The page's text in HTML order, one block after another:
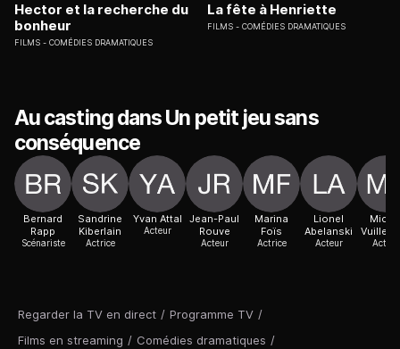
Regarder la TV en direct / Programme TV /
Films en streaming / Comédies dramatiques /
Hector et la recherche du
bonheur
FILMS COMÉDIES DRAMATIQUES
La fête à Henriette
FILMS COMÉDIES DRAMATIQUES
Au casting dans Un petit jeu sans
conséquence
Bernard
Rapp
Scénariste
Sandrine
Kiberlain
Actrice
Yvan Attal
Acteur
Jean-Paul
Rouve
Acteur
Marina
Foïs
Actrice
Lionel
Abelanski
Acteur Acteur